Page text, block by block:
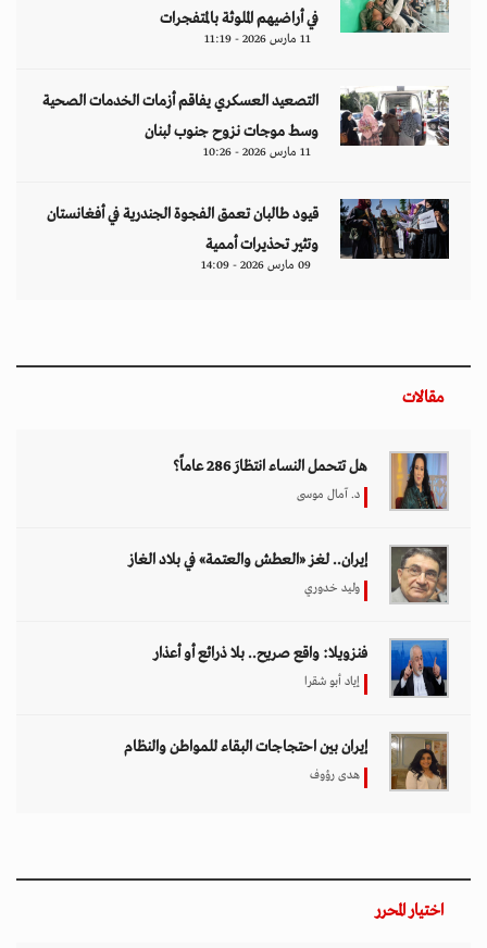
في أراضيهم الملوثة بالمتفجرات
11 مارس 2026 - 11:19
التصعيد العسكري يفاقم أزمات الخدمات الصحية
وسط موجات نزوح جنوب لبنان
11 مارس 2026 - 10:26
قيود طالبان تعمق الفجوة الجندرية في أفغانستان
وتثير تحذيرات أممية
09 مارس 2026 - 14:09
مقالات
هل تتحمل النساء انتظارَ 286 عاماً؟
د. آمال موسى
إيران.. لغز «العطش والعتمة» في بلاد الغاز
وليد خدوري
فنزويلا: واقع صريح.. بلا ذرائع أو أعذار
إياد أبو شقرا
إيران بين احتجاجات البقاء للمواطن والنظام
هدى رؤوف
اختيار المحرر